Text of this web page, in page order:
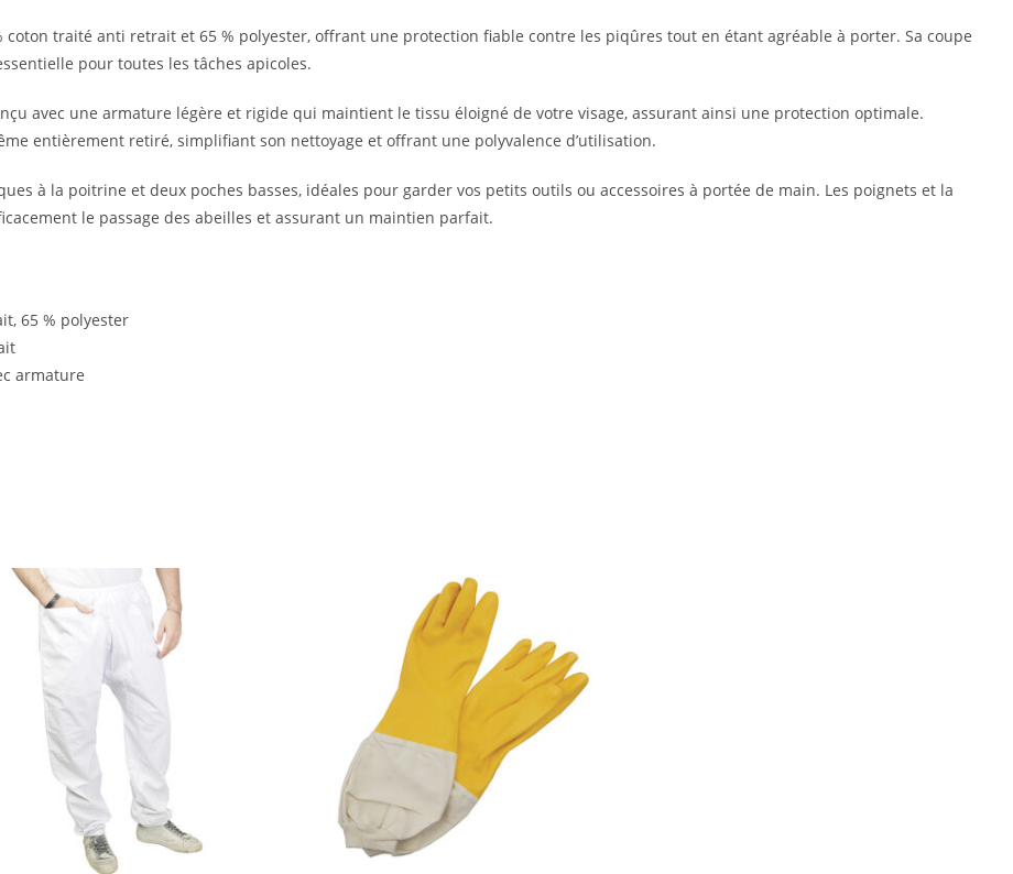
coton traité anti retrait et 65 % polyester, offrant une protection fiable contre les piqûres tout en étant agréable à porter. Sa coupe
pour toutes les tâches apicoles.
avec une armature légère et rigide qui maintient le tissu éloigné de votre visage, assurant ainsi une protection optimale.
entièrement retiré, simplifiant son nettoyage et offrant une polyvalence d’utilisation.
à la poitrine et deux poches basses, idéales pour garder vos petits outils ou accessoires à portée de main. Les poignets et la
le passage des abeilles et assurant un maintien parfait.
65 % polyester
armature